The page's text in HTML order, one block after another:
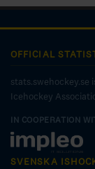
OFFICIAL
stats.swehockey.se
Icehockey
IN COOPERATION
SVENSKA